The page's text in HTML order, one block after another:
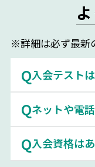
※詳細は必ず最新
入会テスト
ネットや電
入会資格は